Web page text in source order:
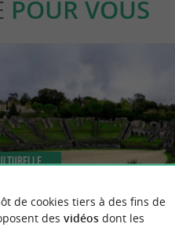
POUR VOUS
de Saintes
de cookies tiers à des fins de
des vidéosdont les